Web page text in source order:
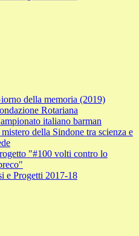
della memoria (2019)
Rotariana
italiano barman
della Sindone tra scienza e
"#100 volti contro lo
e Progetti 2017-18